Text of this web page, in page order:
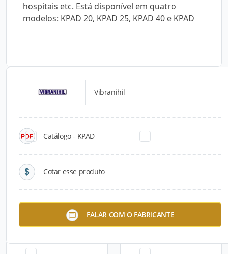
hospitais etc. Está disponível em quatro
modelos: KPAD 20, KPAD 25, KPAD 40 e KPAD
Vibranihil
Catálogo - KPAD
Cotar esse produto
FALAR COM O FABRICANTE
Catálogos para Download
Barreira Antiumidade